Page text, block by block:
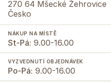
270 64 Mšecké Žehrovice
Česko
NÁKUP NA MÍSTĚ
St-Pá: 9.00-16.00
VYZVEDNUTÍ OBJEDNÁVEK
Po-Pá: 9.00-16.00